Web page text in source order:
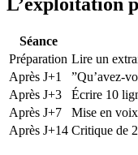
Séance
Préparation Lire un
Après J+1
”Qu’avez-
Après J+3
Écrire 10
Après J+7
Mise en
Après J+14 Critique de